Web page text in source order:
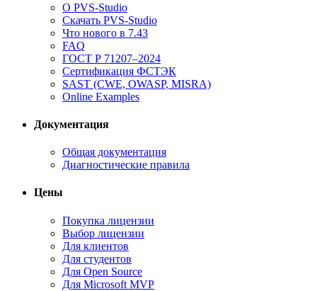
О PVS-Studio
Скачать PVS-Studio
Что нового в 7.43
FAQ
ГОСТ Р 71207–2024
Сертификация ФСТЭК
SAST (CWE, OWASP, MISRA)
Online Examples
Документация
Общая документация
Диагностические правила
Цены
Покупка лицензии
Выбор лицензии
Для клиентов
Для студентов
Для Open Source
Для Microsoft MVP